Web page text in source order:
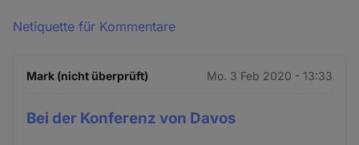
Netiquette für Kommentare
Mark (nicht überprüft) Mo. 3 Feb 2020 - 13:33
Bei der Konferenz von Davos